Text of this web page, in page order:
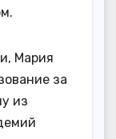
Мария
за
из